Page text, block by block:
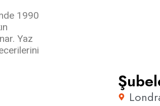
1990
Yaz